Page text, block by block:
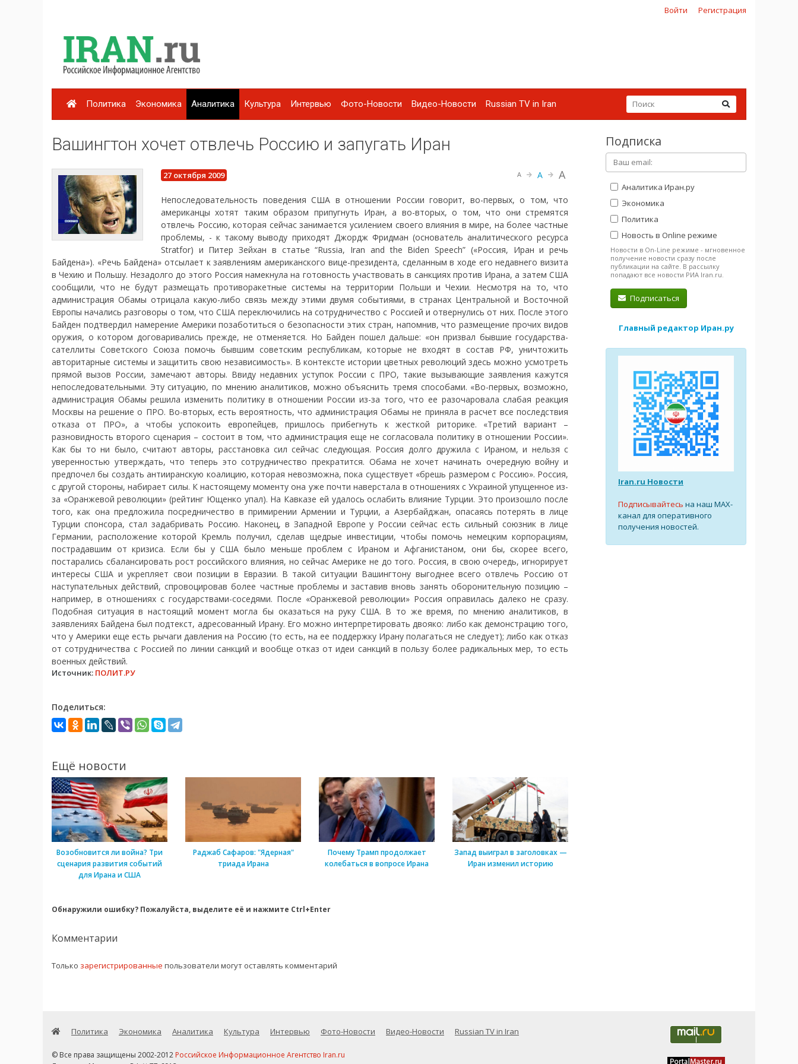
Войти Регистрация
Политика Экономика Аналитика Культура Интервью Фото-Новости Видео-Новости Russian TV in Iran
Вашингтон хочет отвлечь Россию и запугать Иран
27 октября 2009 A A A
Непоследовательность поведения США в отношении России говорит, во-первых, о том, что
американцы хотят таким образом припугнуть Иран, а во-вторых, о том, что они стремятся
отвлечь Россию, которая сейчас занимается усилением своего влияния в мире, на более частные
проблемы, - к такому выводу приходят Джордж Фридман (основатель аналитического ресурса
Stratfor) и Питер Зейхан в статье “Russia, Iran and the Biden Speech” («Россия, Иран и речь
Байдена»). «Речь Байдена» отсылает к заявлениям американского вице-президента, сделанным в ходе его недавнего визита
в Чехию и Польшу. Незадолго до этого Россия намекнула на готовность участвовать в санкциях против Ирана, а затем США
сообщили, что не будут размещать противоракетные системы на территории Польши и Чехии. Несмотря на то, что
администрация Обамы отрицала какую-либо связь между этими двумя событиями, в странах Центральной и Восточной
Европы начались разговоры о том, что США переключились на сотрудничество с Россией и отвернулись от них. После этого
Байден подтвердил намерение Америки позаботиться о безопасности этих стран, напомнив, что размещение прочих видов
оружия, о котором договаривались прежде, не отменяется. Но Байден пошел дальше: «он призвал бывшие государства-
сателлиты Советского Союза помочь бывшим советским республикам, которые не входят в состав РФ, уничтожить
авторитарные системы и защитить свою независимость». В контексте истории цветных революций здесь можно усмотреть
прямой вызов России, замечают авторы. Ввиду недавних уступок России с ПРО, такие вызывающие заявления кажутся
непоследовательными. Эту ситуацию, по мнению аналитиков, можно объяснить тремя способами. «Во-первых, возможно,
администрация Обамы решила изменить политику в отношении России из-за того, что ее разочаровала слабая реакция
Москвы на решение о ПРО. Во-вторых, есть вероятность, что администрация Обамы не приняла в расчет все последствия
отказа от ПРО», а чтобы успокоить европейцев, пришлось прибегнуть к жесткой риторике. «Третий вариант –
разновидность второго сценария – состоит в том, что администрация еще не согласовала политику в отношении России».
Как бы то ни было, считают авторы, расстановка сил сейчас следующая. Россия долго дружила с Ираном, и нельзя с
уверенностью утверждать, что теперь это сотрудничество прекратится. Обама не хочет начинать очередную войну и
предпочел бы создать антииранскую коалицию, которая невозможна, пока существует «брешь размером с Россию». Россия,
с другой стороны, набирает силы. К настоящему моменту она уже почти наверстала в отношениях с Украиной упущенное из-
за «Оранжевой революции» (рейтинг Ющенко упал). На Кавказе ей удалось ослабить влияние Турции. Это произошло после
того, как она предложила посредничество в примирении Армении и Турции, а Азербайджан, опасаясь потерять в лице
Турции спонсора, стал задабривать Россию. Наконец, в Западной Европе у России сейчас есть сильный союзник в лице
Германии, расположение которой Кремль получил, сделав щедрые инвестиции, чтобы помочь немецким корпорациям,
пострадавшим от кризиса. Если бы у США было меньше проблем с Ираном и Афганистаном, они бы, скорее всего,
постарались сбалансировать рост российского влияния, но сейчас Америке не до того. Россия, в свою очередь, игнорирует
интересы США и укрепляет свои позиции в Евразии. В такой ситуации Вашингтону выгоднее всего отвлечь Россию от
наступательных действий, спровоцировав более частные проблемы и заставив вновь занять оборонительную позицию –
например, в отношениях с государствами-соседями. После «Оранжевой революции» Россия оправилась далеко не сразу.
Подобная ситуация в настоящий момент могла бы оказаться на руку США. В то же время, по мнению аналитиков, в
заявлениях Байдена был подтекст, адресованный Ирану. Его можно интерпретировать двояко: либо как демонстрацию того,
что у Америки еще есть рычаги давления на Россию (то есть, на ее поддержку Ирану полагаться не следует); либо как отказ
от сотрудничества с Россией по линии санкций и вообще отказ от идеи санкций в пользу более радикальных мер, то есть
военных действий.
Источник: ПОЛИТ.РУ
Поделиться:
Ещё новости
Возобновится ли война? Три
сценария развития событий
для Ирана и США
Раджаб Сафаров: "Ядерная"
триада Ирана
Почему Трамп продолжает
колебаться в вопросе Ирана
Запад выиграл в заголовках —
Иран изменил историю
Обнаружили ошибку? Пожалуйста, выделите её и нажмите Ctrl+Enter
Комментарии
Только зарегистрированные пользователи могут оставлять комментарий
Подписка
Аналитика Иран.ру
Экономика
Политика
Новость в Online режиме
Новости в On-Line режиме - мгновенное
получение новости сразу после
публикации на сайте. В рассылку
попадают все новости РИА Iran.ru.
Подписаться
Главный редактор Иран.ру
Iran.ru Новости
Подписывайтесь на наш MAX-
канал для оперативного
получения новостей.
Политика Экономика Аналитика Культура Интервью Фото-Новости Видео-Новости Russian TV in Iran
© Все права защищены 2002-2012 Российское Информационное Агентство Iran.ru